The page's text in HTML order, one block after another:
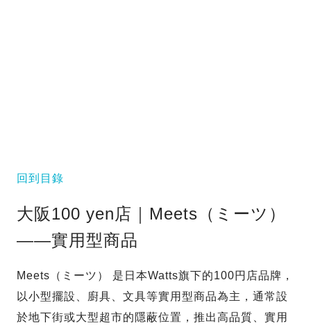
回到目錄
大阪100 yen店｜Meets（ミーツ）
——實用型商品
Meets（ミーツ） 是日本Watts旗下的100円店品牌，
以小型擺設、廚具、文具等實用型商品為主，通常設
於地下街或大型超市的隱蔽位置，推出高品質、實用